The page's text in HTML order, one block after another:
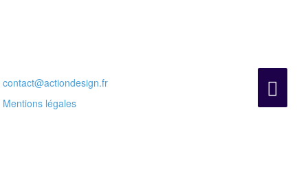
contact@actiondesign.fr
Mentions légales